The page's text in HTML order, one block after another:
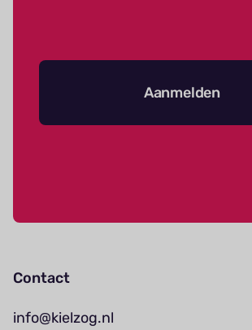
Aanmelden
Contact
info@kielzog.nl